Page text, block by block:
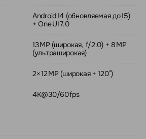
Android 14 (обновляемая до 15)
+ One UI 7.0
13 MP (широкая, f/2.0) + 8 MP
(ультраширокая)
2× 12 MP (широкая + 120°)
4K@30/60 fps